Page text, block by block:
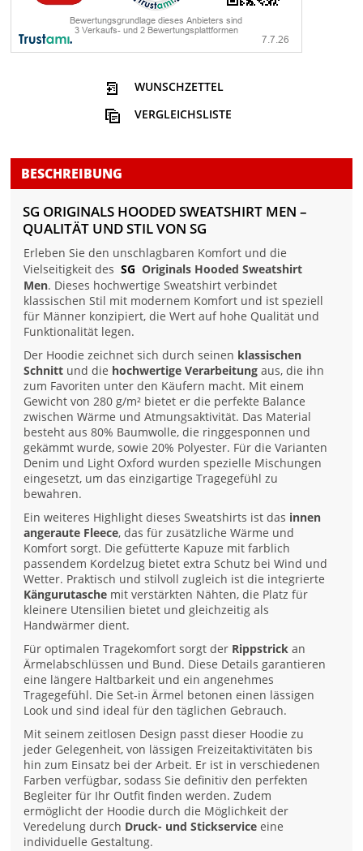
WUNSCHZETTEL
VERGLEICHSLISTE
BESCHREIBUNG
SG ORIGINALS HOODED SWEATSHIRT MEN –
QUALITÄT UND STIL VON SG
Erleben Sie den unschlagbaren Komfort und die
Vielseitigkeit des SG Originals Hooded Sweatshirt
Men. Dieses hochwertige Sweatshirt verbindet
klassischen Stil mit modernem Komfort und ist speziell
für Männer konzipiert, die Wert auf hohe Qualität und
Funktionalität legen.
Der Hoodie zeichnet sich durch seinen klassischen
Schnitt und die hochwertige Verarbeitung aus, die ihn
zum Favoriten unter den Käufern macht. Mit einem
Gewicht von 280 g/m² bietet er die perfekte Balance
zwischen Wärme und Atmungsaktivität. Das Material
besteht aus 80% Baumwolle, die ringgesponnen und
gekämmt wurde, sowie 20% Polyester. Für die Varianten
Denim und Light Oxford wurden spezielle Mischungen
eingesetzt, um das einzigartige Tragegefühl zu
bewahren.
Ein weiteres Highlight dieses Sweatshirts ist das innen
angeraute Fleece, das für zusätzliche Wärme und
Komfort sorgt. Die gefütterte Kapuze mit farblich
passendem Kordelzug bietet extra Schutz bei Wind und
Wetter. Praktisch und stilvoll zugleich ist die integrierte
Kängurutasche mit verstärkten Nähten, die Platz für
kleinere Utensilien bietet und gleichzeitig als
Handwärmer dient.
Für optimalen Tragekomfort sorgt der Rippstrick an
Ärmelabschlüssen und Bund. Diese Details garantieren
eine längere Haltbarkeit und ein angenehmes
Tragegefühl. Die Set-in Ärmel betonen einen lässigen
Look und sind ideal für den täglichen Gebrauch.
Mit seinem zeitlosen Design passt dieser Hoodie zu
jeder Gelegenheit, von lässigen Freizeitaktivitäten bis
hin zum Einsatz bei der Arbeit. Er ist in verschiedenen
Farben verfügbar, sodass Sie definitiv den perfekten
Begleiter für Ihr Outfit finden werden. Zudem
ermöglicht der Hoodie durch die Möglichkeit der
Veredelung durch Druck- und Stickservice eine
individuelle Gestaltung.